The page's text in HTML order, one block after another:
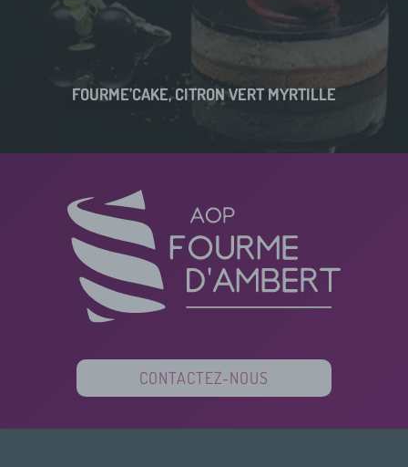
FOURME’CAKE, CITRON VERT MYRTILLE
CONTACTEZ-NOUS